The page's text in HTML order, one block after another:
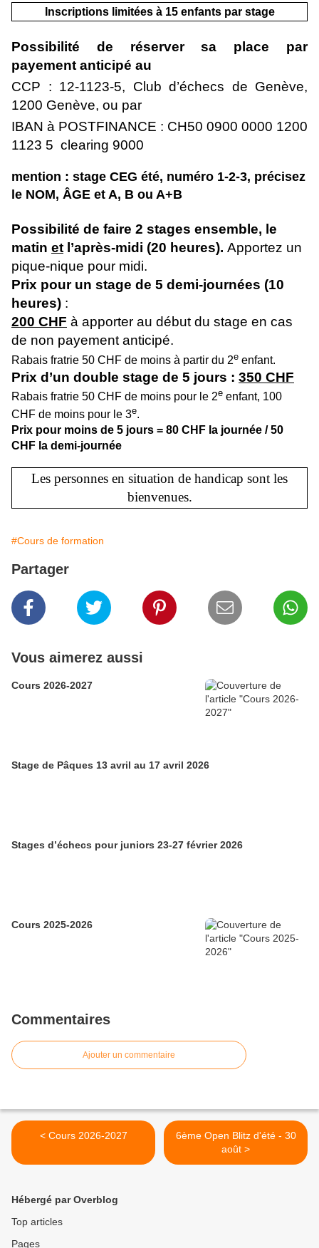
Inscriptions limitées à 15 enfants par stage
Possibilité de réserver sa place par
payement anticipé au
CCP : 12-1123-5, Club d’échecs de Genève,
1200 Genève, ou par
IBAN à POSTFINANCE : CH50 0900 0000 1200
1123 5 clearing 9000
mention : stage CEG été, numéro 1-2-3, précisez
le NOM, ÂGE et A, B ou A+B
Possibilité de faire 2 stages ensemble, le
matin et l’après-midi (20 heures). Apportez un
pique-nique pour midi.
Prix pour un stage de 5 demi-journées (10
heures) :
200 CHF à apporter au début du stage en cas
de non payement anticipé.
Rabais fratrie 50 CHF de moins à partir du 2e enfant.
Prix d’un double stage de 5 jours : 350 CHF
Rabais fratrie 50 CHF de moins pour le 2e enfant, 100
CHF de moins pour le 3e.
Prix pour moins de 5 jours = 80 CHF la journée / 50
CHF la demi-journée
Les personnes en situation de handicap sont les
bienvenues.
#Cours de formation
Partager
Vous aimerez aussi
Cours 2026-2027
Stage de Pâques 13 avril au 17 avril 2026
Stages d’échecs pour juniors 23-27 février 2026
Cours 2025-2026
Commentaires
Ajouter un commentaire
< Cours 2026-2027
6ème Open Blitz d'été - 30
août >
Hébergé par Overblog
Top articles
Pages